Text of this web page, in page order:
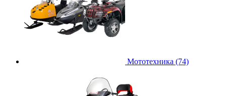
Мототехника (74)